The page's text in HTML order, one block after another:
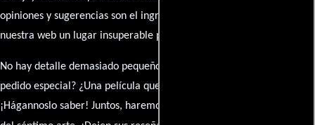
opiniones y sugerencias son el ingrediente secreto que hará de
nuestra web un lugar insuperable para los amantes del celuloide.
No hay detalle demasiado pequeño ni opinión insignificante. ¿Algún
pedido especial? ¿Una película que sueñas con ver reseñada?
¡Hágannoslo saber! Juntos, haremos de esta comunidad el epicentro